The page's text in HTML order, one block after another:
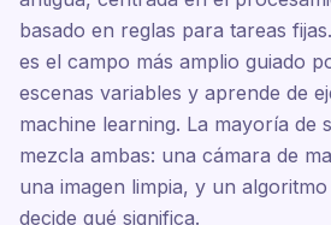
basado en reglas para tareas
es el campo más amplio guiado
escenas variables y aprende de
machine learning. La mayoría de
mezcla ambas: una cámara de
una imagen limpia, y un
decide qué significa.